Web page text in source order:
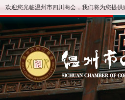
欢迎您光临温州市四川商会，我们将为您提供